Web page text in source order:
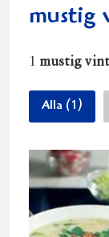
mustig
1 mustig
Alla (1)